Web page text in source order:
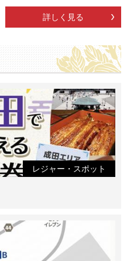
詳しく見る
レジャー・スポット